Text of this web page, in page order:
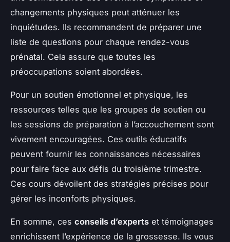
changements physiques peut atténuer les
inquiétudes. Ils recommandent de préparer une
liste de questions pour chaque rendez-vous
prénatal. Cela assure que toutes les
préoccupations soient abordées.
Pour un soutien émotionnel et physique, les
ressources telles que les groupes de soutien ou
les sessions de préparation à l’accouchement sont
vivement encouragées. Ces outils éducatifs
peuvent fournir les connaissances nécessaires
pour faire face aux défis du troisième trimestre.
Ces cours dévoilent des stratégies précises pour
gérer les inconforts physiques.
En somme, ces conseils d’experts et témoignages
enrichissent l’expérience de la grossesse. Ils vous